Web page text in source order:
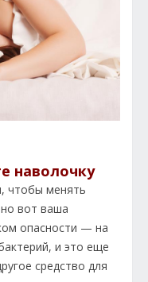
наволочку
чтобы менять
вот ваша
опасности — на
и это еще
средство для